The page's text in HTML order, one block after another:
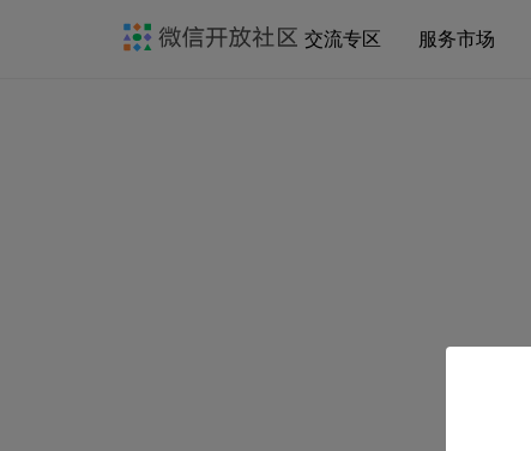
交流专区 服务市场